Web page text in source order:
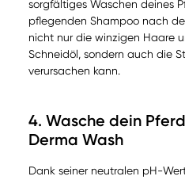
sorgfältiges Waschen deines
pflegenden Shampoo nach
nicht nur die winzigen Haare
Schneidöl, sondern auch die
verursachen kann.
4. Wasche dein
Derma Wash
Dank seiner neutralen pH-